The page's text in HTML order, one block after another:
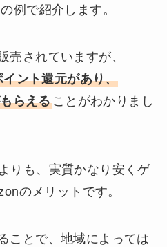
例で紹介します。
売されていますが、
ント還元があり、
らえることがわかりまし
りも、実質かなり安くゲ
のメリットです。
ことで、地域によっては